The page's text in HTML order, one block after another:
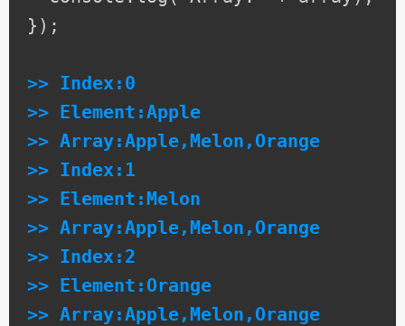
});
>> Index:0
>> Element:Apple
>> Array:Apple,Melon,Orange
>> Index:1
>> Element:Melon
>> Array:Apple,Melon,Orange
>> Index:2
>> Element:Orange
>> Array:Apple,Melon,Orange